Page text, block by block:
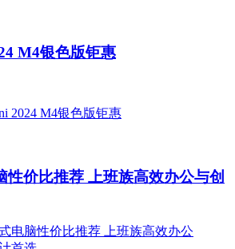
M4银色版钜惠
性价比推荐 上班族高效办公与创